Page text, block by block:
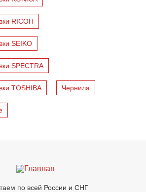
RICOH
SEIKO
SPECTRA
TOSHIBA Чернила
по всей России и СНГ